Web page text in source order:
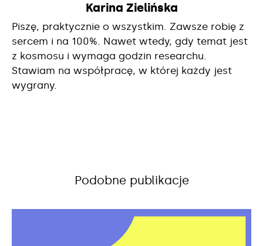
Karina Zielińska
Piszę, praktycznie o wszystkim. Zawsze robię z
sercem i na 100%. Nawet wtedy, gdy temat jest
z kosmosu i wymaga godzin researchu.
Stawiam na współpracę, w której każdy jest
wygrany.
Podobne publikacje